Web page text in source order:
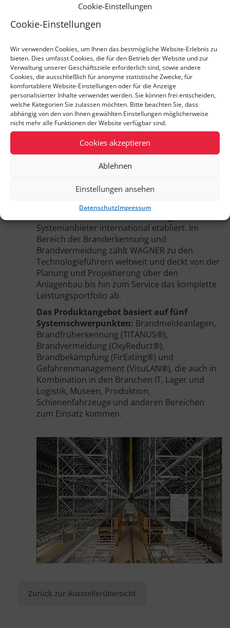
Cookie-Einstellungen
Cookie-Einstellungen
Wir verwenden Cookies, um Ihnen das bestmögliche Website-Erlebnis zu
bieten. Dies umfasst Cookies, die für den Betrieb der Website und zur
Verwaltung unserer Geschäftsziele erforderlich sind, sowie andere
Cookies, die ausschließlich für anonyme statistische Zwecke, für
komfortablere Website-Einstellungen oder für die Anzeige
personalisierter Inhalte verwendet werden. Sie können frei entscheiden,
welche Kategorien Sie zulassen möchten. Bitte beachten Sie, dass
abhängig von den von Ihnen gewählten Einstellungen möglicherweise
nicht mehr alle Funktionen der Website verfügbar sind.
Cookies akzeptieren
Ablehnen
Einstellungen ansehen
DatenschutzImpressum
Logistics, British Library, BASF, Kern & Sohn und
viele weitere.
sorgen mit engagierter Forschungs- und
Entwicklungsarbeit sowie einem 24h-Service dafür,
dass Brandschutzlösungen von WAGNER individuell
an die Bedürfnisse der Kunden angepasst werden.
Erfahren Sie mehr über unsere praxisorientierten
Brandschutzlösungen auf
www.wagnergroup.com
.
Aktive Brandvermeidung sichert die
Seit 1976 entwickelt und realisiert die WAGNER
Group GmbH technische Brandschutzanlagen
Systemanbieter international etabliert. Im
Bereich der Branderkennung und
Brandvermeidung zählt WAGNER zu den
Technologieführern weltweit und deckt von der
Planung und Projektierung über den
Anlagenbau bis hin zum Service das komplette
Leistungsportfolio ab.
Das Produktangebot basiert auf fünf
Systemschwerpunkten: Brandmeldeanlagen,
Brandfrüherkennung (TITANUS®),
Brandvermeidung (OxyReduct®),
Brandbekämpfung (FirExting®) und
Gefahrenmanagement (VisuLAN®), die auch in
Kombination in den Branchen IT, Lager und
Logistik, Museen, Produktion,
Schienenfahrzeuge und anderen Bereichen
zum Einsatz kommen.
Zurück zur Ausstellerübersicht